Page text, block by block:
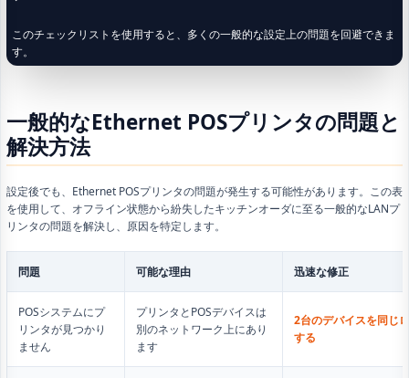
このチェックリストを使用すると、多くの一般的な設定上の問題を回避できま
す。
一般的なEthernet POSプリンタの問題と
解決方法
設定後でも、Ethernet POSプリンタの問題が発生する可能性があります。この表
を使用して、オフライン状態から紛失したキッチンオーダに至る一般的なLANプ
リンタの問題を解決し、原因を特定します。
問題 可能な理由 迅速な修正
POSシステムにプ
リンタが見つかり
ません
プリンタとPOSデバイスは
別のネットワーク上にあり
ます
2台のデバイスを同じ
する